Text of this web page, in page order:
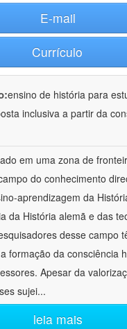
E-mail
Currículo
ensino de história para
inclusiva a partir da
em uma zona de
do conhecimento
aprendizagem da
da História alemã e das
desse campo
formação da consciência
Apesar da
sujei...
leia mais